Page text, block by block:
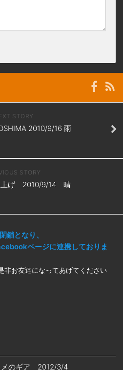
STORY
2010/9/16 雨
STORY
上げ 2010/9/14 晴
鎖となり、
ページに連携しておりま
非お友達になってあげてください
メのギア 2012/3/4